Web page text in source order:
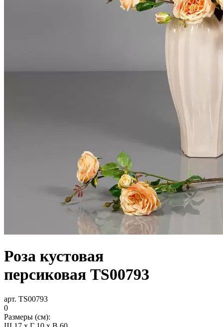
Роза кустовая
персиковая TS00793
арт. TS00793
0
Размеры (см):